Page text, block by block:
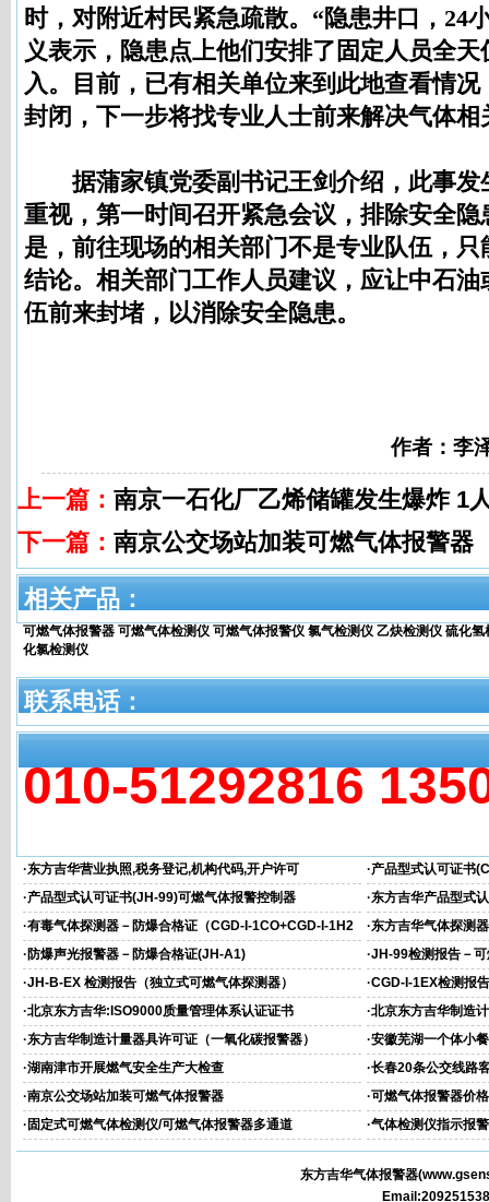
时，对附近村民紧急疏散。“隐患井口，24
义表示，隐患点上他们安排了固定人员全
入。目前，已有相关单位来到此地查看情
封闭，下一步将找专业人士前来解决气体相
据蒲家镇党委副书记王剑介绍，此事发
重视，第一时间召开紧急会议，排除安全
是，前往现场的相关部门不是专业队伍，
结论。相关部门工作人员建议，应让中石
伍前来封堵，以消除安全隐患。
作者：李
上一篇： 南京一石化厂乙烯储罐发生爆炸 1
下一篇： 南京公交场站加装可燃气体报警器
相关产品：
可燃气体报警器 可燃气体检测仪 可燃气体报警仪 氯气检测仪 乙炔检测仪 硫化氢
化氯检测仪
联系电话：
010-51292816
·东方吉华营业执照,税务登记,机构代码,开户许可 ·产品型式认可证书
·产品型式认可证书(JH-99)可燃气体报警控制器 ·东方吉华产品型式
器)
·有毒气体探测器－防爆合格证（CGD-I-1CO+CGD-I-1H2
S）
·东方吉华气体探测
· 防爆声光报警器－防爆合格证(JH-A1) ·JH-99检测报告－
·JH-B-EX 检测报告（独立式可燃气体探测器） ·CGD-I-1EX检测报
心）
·北京东方吉华:ISO9000质量管理体系认证证书 ·北京东方吉华制造
·东方吉华制造计量器具许可证（一氧化碳报警器） ·安徽芜湖一个体小
·湖南津市开展燃气安全生产大检查 ·长春20条公交线路
·南京公交场站加装可燃气体报警器 ·可燃气体报警器价
· 固定式可燃气体检测仪/可燃气体报警器多通道 ·气体检测仪指示报
东方吉华气体报警器(